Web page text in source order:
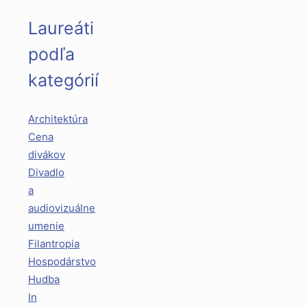
Laureáti
podľa
kategórií
Architektúra
Cena
divákov
Divadlo
a
audiovizuálne
umenie
Filantropia
Hospodárstvo
Hudba
In